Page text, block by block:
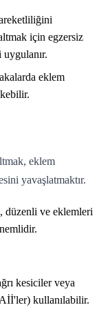
için egzersiz
eklem
eklem
yavaşlatmaktır.
ve eklemleri
kesiciler veya
kullanılabilir.